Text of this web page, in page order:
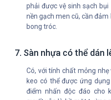
phải được vệ sinh sạch
nền gạch men cũ, cần
bong tróc.
7. Sàn nhựa có thể dán
Có, với tính chất mỏng
keo có thể được ứng
điểm nhấn độc đáo cho